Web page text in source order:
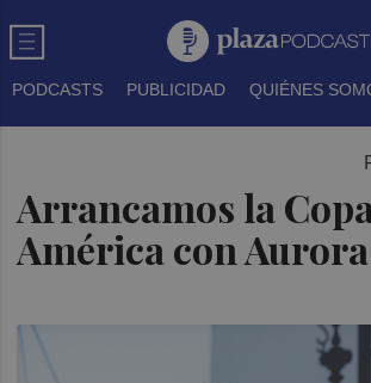
PODCASTS PUBLICIDAD QUIÉNES
Arrancamos la
América con